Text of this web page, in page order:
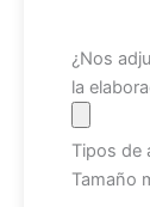
Archivo
¿Nos
la
Tipos de
Tamaño